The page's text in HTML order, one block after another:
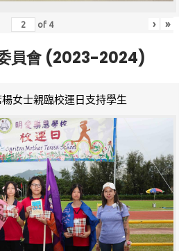
of 4 › »
員會 (2023-2024)
女士親臨校運日支持學生